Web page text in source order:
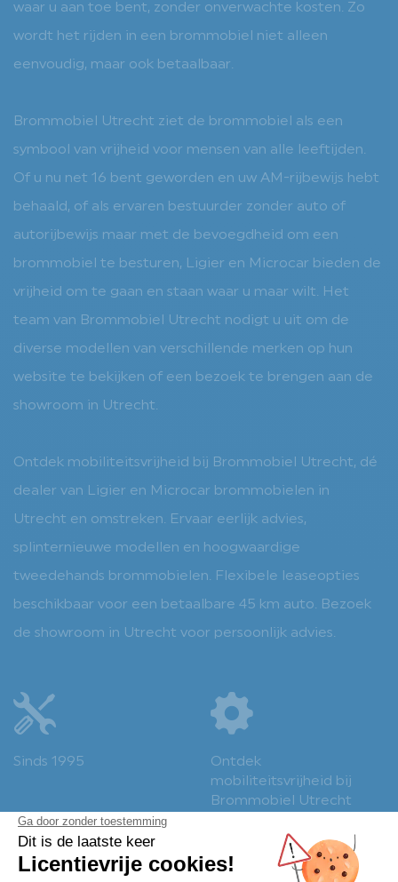
waar u aan toe bent, zonder onverwachte kosten. Zo
wordt het rijden in een brommobiel niet alleen
eenvoudig, maar ook betaalbaar.
Brommobiel Utrecht ziet de brommobiel als een
symbool van vrijheid voor mensen van alle leeftijden.
Of u nu net 16 bent geworden en uw AM-rijbewijs hebt
behaald, of als ervaren bestuurder zonder auto of
autorijbewijs maar met de bevoegdheid om een
brommobiel te besturen, Ligier en Microcar bieden de
vrijheid om te gaan en staan waar u maar wilt. Het
team van Brommobiel Utrecht nodigt u uit om de
diverse modellen van verschillende merken op hun
website te bekijken of een bezoek te brengen aan de
showroom in Utrecht.
Ontdek mobiliteitsvrijheid bij Brommobiel Utrecht, dé
dealer van Ligier en Microcar brommobielen in
Utrecht en omstreken. Ervaar eerlijk advies,
splinternieuwe modellen en hoogwaardige
tweedehands brommobielen. Flexibele leaseopties
beschikbaar voor een betaalbare 45 km auto. Bezoek
de showroom in Utrecht voor persoonlijk advies.
Sinds 1995
Ontdek
mobiliteitsvrijheid bij
Brommobiel Utrecht